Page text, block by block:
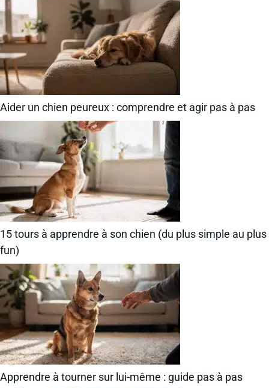
Aider un chien peureux : comprendre et agir pas à pas
15 tours à apprendre à son chien (du plus simple au plus
fun)
Apprendre à tourner sur lui-même : guide pas à pas